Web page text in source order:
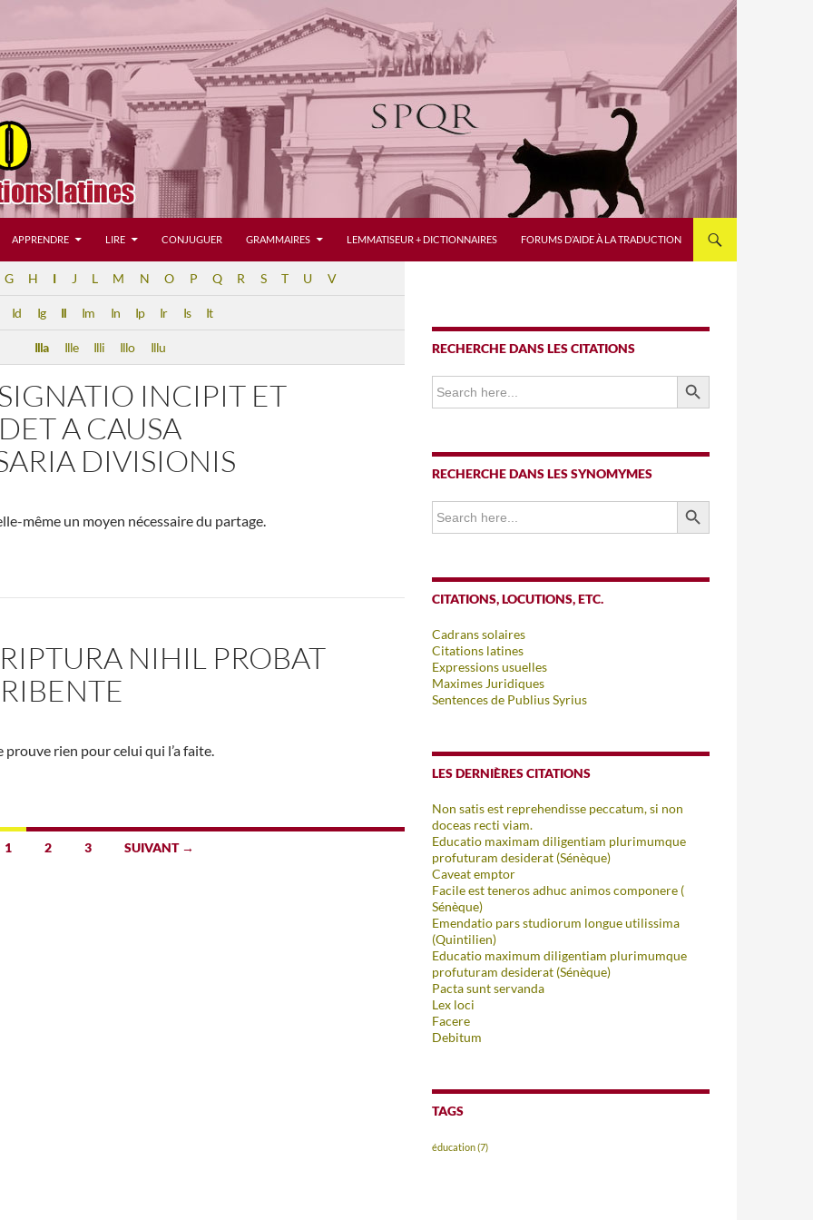
APPRENDRE LIRE CONJUGUER GRAMMAIRES LEMMATISEUR + DICTIONNAIRES FORUMS D’AIDE À LA TRADUCTION
G H I J L M N O P Q R S T U V
Id Ig Il Im In Ip Ir Is It
Illa Ille Illi Illo Illu
INCIPIT ET
A CAUSA
DIVISIONIS
même un moyen nécessaire du partage.
NIHIL PROBAT
rien pour celui qui l’a faite.
1 2 3 SUIVANT →
RECHERCHE DANS LES CITATIONS
Search
for:
SEARCH BUTTON
RECHERCHE DANS LES SYNOMYMES
Search
for:
SEARCH BUTTON
CITATIONS, LOCUTIONS, ETC.
Cadrans solaires
Citations latines
Expressions usuelles
Maximes Juridiques
Sentences de Publius Syrius
LES DERNIÈRES CITATIONS
Non satis est reprehendisse peccatum, si non
doceas recti viam.
Educatio maximam diligentiam plurimumque
profuturam desiderat (Sénèque)
Caveat emptor
Facile est teneros adhuc animos componere (
Sénèque)
Emendatio pars studiorum longue utilissima
(Quintilien)
Educatio maximum diligentiam plurimumque
profuturam desiderat (Sénèque)
Pacta sunt servanda
Lex loci
Facere
Debitum
TAGS
éducation(7)